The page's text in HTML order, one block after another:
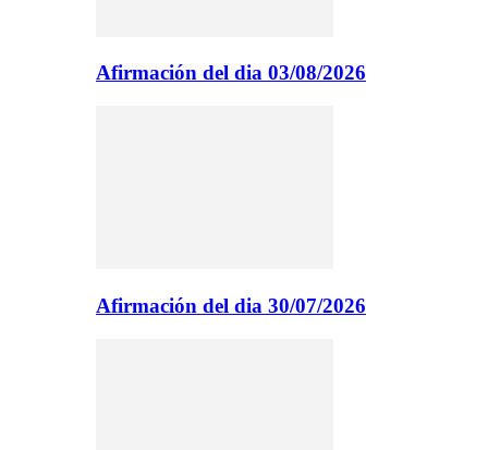
Afirmación del dia 03/08/2026
Afirmación del dia 30/07/2026